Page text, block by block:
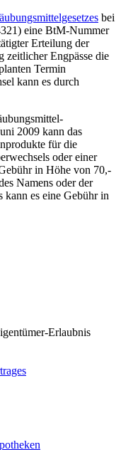
bei
eine BtM-Nummer
Erteilung der
zeitlicher Engpässe die
Termin
kann es durch
2009 kann das
für die
oder einer
in Höhe von 70,-
Namens oder der
kann es eine Gebühr in
Erlaubnis